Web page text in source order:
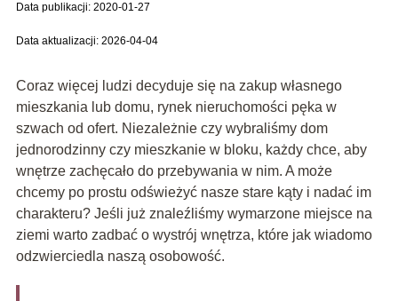
Data publikacji: 2020-01-27
Data aktualizacji: 2026-04-04
Coraz więcej ludzi decyduje się na zakup własnego
mieszkania lub domu, rynek nieruchomości pęka w
szwach od ofert. Niezależnie czy wybraliśmy dom
jednorodzinny czy mieszkanie w bloku, każdy chce, aby
wnętrze zachęcało do przebywania w nim. A może
chcemy po prostu odświeżyć nasze stare kąty i nadać im
charakteru? Jeśli już znaleźliśmy wymarzone miejsce na
ziemi warto zadbać o wystrój wnętrza, które jak wiadomo
odzwierciedla naszą osobowość.